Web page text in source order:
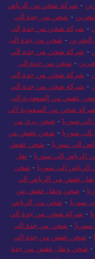
- شركة شحن من الرياض
- شحن من جدة الي
- شركة شحن من جدة إلى
- شحن من جدة الى
- شركة شحن من جدة الي
- شحن من جدة الى
- شركة شحن من جدة الي
- شركة شحن من جدة الي
عفش من السعودية الى
شركة شحن من السعودية الى
سوريا - شحن بري من
سوريا - شحن عفش من
الى سوريا - شحن عفش
الي سوريا - نقل
الى سوريا - شحن
عفش من الرياض الي
- شحن ونقل عفش من
سوريا - شحن من الرياض
- شركة شحن من جدة الى
- شحن من جدة الى
- شحن عفش من جدة الي
- شحن ونقل عفش من جدة